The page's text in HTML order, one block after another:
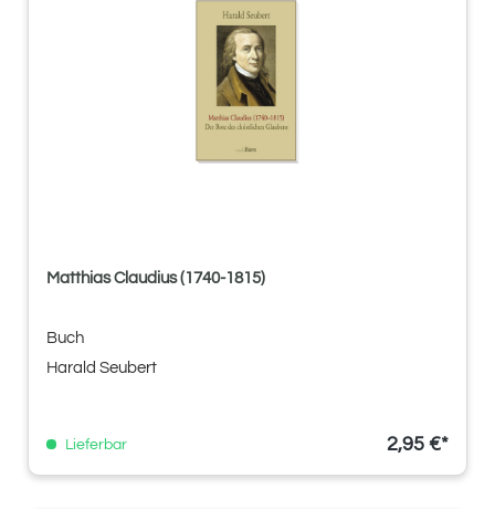
Matthias Claudius (1740-1815)
Buch
Harald Seubert
Lieferbar 2,95 €*